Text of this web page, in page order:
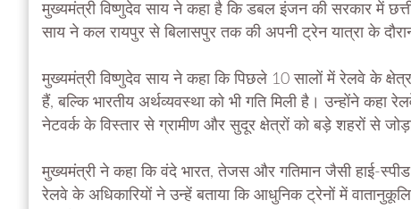
मुख्यमंत्री विष्णुदेव साय ने कहा है कि डबल इंजन की सरकार में
साय ने कल रायपुर से बिलासपुर तक की अपनी ट्रेन यात्रा के
मुख्यमंत्री विष्णुदेव साय ने कहा कि पिछले 10 सालों में रेलवे के
हैं, बल्कि भारतीय अर्थव्यवस्था को भी गति मिली है। उन्होंने
नेटवर्क के विस्तार से ग्रामीण और सुदूर क्षेत्रों को बड़े शहरों से
मुख्यमंत्री ने कहा कि वंदे भारत, तेजस और गतिमान जैसी हाई-
रेलवे के अधिकारियों ने उन्हें बताया कि आधुनिक ट्रेनों में